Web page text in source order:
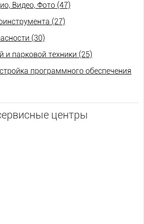
Видео, Фото (47)
(27)
(30)
и парковой техники (25)
программного обеспечения
центры